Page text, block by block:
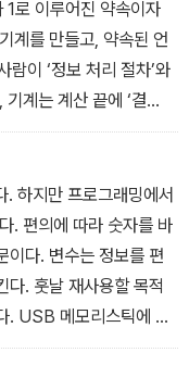
을 모두 생각할 줄도 모
않다. 잡스가 말한 ‘생
렇다면 컴퓨팅 사고란
로 이루어진 약속이자
계를 만들고, 약속된 언
이 ‘정보 처리 절차’와
기계는 계산 끝에 ‘결
바로 컴퓨터 프로그램의
하지만 프로그래밍에서
. 편의에 따라 숫자를 바
이다. 변수는 정보를 편
다. 훗날 재사용할 목적
. USB 메모리스틱에 서
것은 우리가 모든 것을